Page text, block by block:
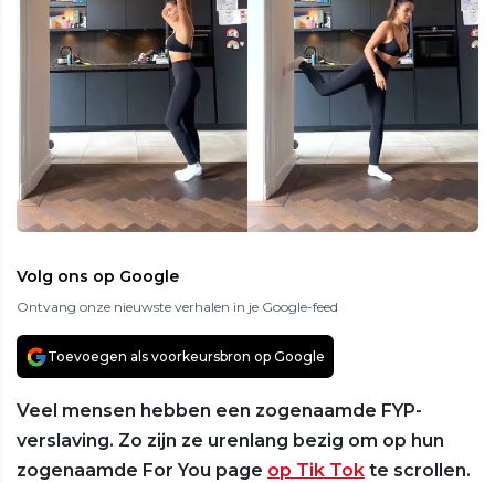
Volg ons op Google
Ontvang onze nieuwste verhalen in je Google-feed
Toevoegen als voorkeursbron op Google
Veel mensen hebben een zogenaamde FYP-
verslaving. Zo zijn ze urenlang bezig om op hun
zogenaamde For You page op Tik Tok te scrollen.